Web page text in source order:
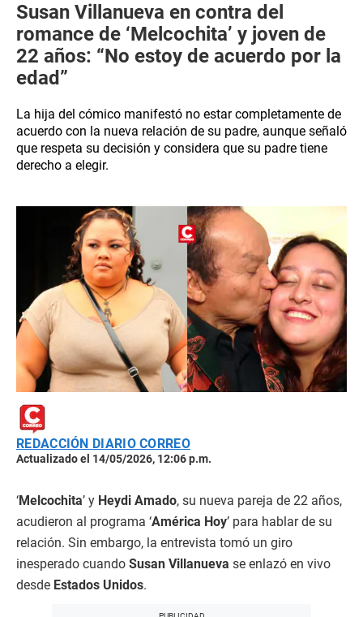
Susan Villanueva en contra del
romance de ‘Melcochita’ y joven de
22 años: “No estoy de acuerdo por la
edad”
La hija del cómico manifestó no estar completamente de
acuerdo con la nueva relación de su padre, aunque señaló
que respeta su decisión y considera que su padre tiene
derecho a elegir.
REDACCIÓN DIARIO CORREO
Actualizado el 14/05/2026, 12:06 p.m.
‘Melcochita’ y Heydi Amado, su nueva pareja de 22 años,
acudieron al programa ‘América Hoy’ para hablar de su
relación. Sin embargo, la entrevista tomó un giro
inesperado cuando Susan Villanueva se enlazó en vivo
desde Estados Unidos.